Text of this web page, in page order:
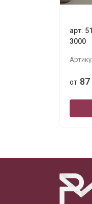
арт.
3000
от 87